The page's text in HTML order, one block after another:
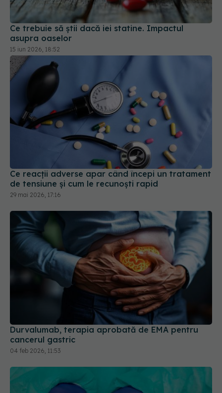
Ce trebuie să știi dacă iei statine. Impactul
asupra oaselor
15 iun 2026, 18:52
Ce reacții adverse apar când începi un tratament
de tensiune și cum le recunoști rapid
29 mai 2026, 17:16
Durvalumab, terapia aprobată de EMA pentru
cancerul gastric
04 feb 2026, 11:53